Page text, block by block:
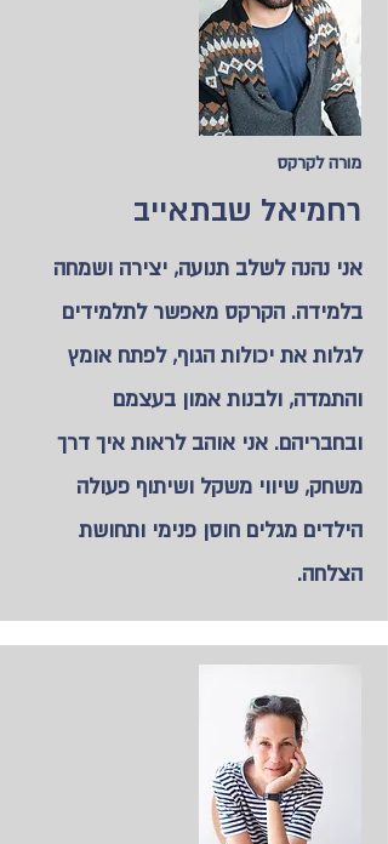
מורה לקרקס
רחמיאל שבתאייב
אני נהנה לשלב תנועה, יצירה ושמחה
בלמידה. הקרקס מאפשר לתלמידים
לגלות את יכולות הגוף, לפתח אומץ
והתמדה, ולבנות אמון בעצמם
ובחבריהם. אני אוהב לראות איך דרך
משחק, שיווי משקל ושיתוף פעולה
הילדים מגלים חוסן פנימי ותחושת
הצלחה.